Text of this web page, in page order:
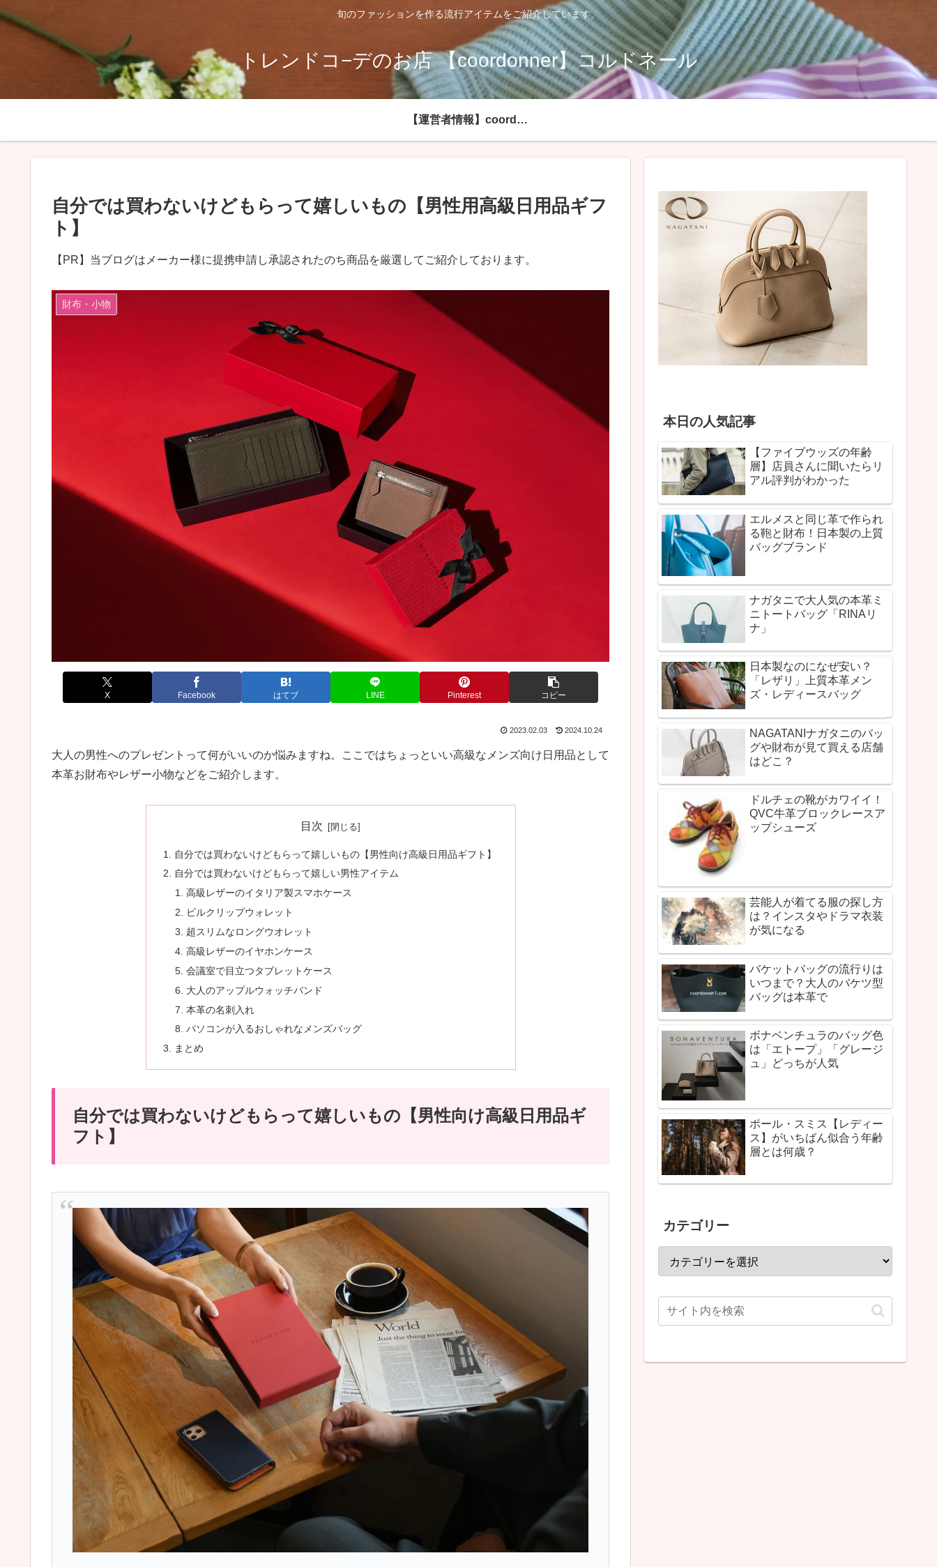
旬のファッションを作る流行アイテムをご紹介しています。
トレンドコ−デのお店 【coordonner】コルドネール
【運営者情報】coordonnerコルドネールへようこそ
自分では買わないけどもらって嬉しいもの【男性用高級日用品ギフ
ト】
【PR】当ブログはメーカー様に提携申請し承認されたのち商品を厳選してご紹介しております。
財布・小物
X Facebook はてブ LINE Pinterest コピー
2023.02.03 2024.10.24
大人の男性へのプレゼントって何がいいのか悩みますね。ここではちょっといい高級なメンズ向け日用品として
本革お財布やレザー小物などをご紹介します。
目次
自分では買わないけどもらって嬉しいもの【男性向け高級日用品ギフト】
自分では買わないけどもらって嬉しい男性アイテム
高級レザーのイタリア製スマホケース
ビルクリップウォレット
超スリムなロングウオレット
高級レザーのイヤホンケース
会議室で目立つタブレットケース
大人のアップルウォッチバンド
本革の名刺入れ
パソコンが入るおしゃれなメンズバッグ
まとめ
自分では買わないけどもらって嬉しいもの【男性向け高級日用品ギ
フト】
本日の人気記事
【ファイブウッズの年齢
層】店員さんに聞いたらリ
アル評判がわかった
エルメスと同じ革で作られ
る鞄と財布！日本製の上質
バッグブランド
ナガタニで大人気の本革ミ
ニトートバッグ「RINAリ
ナ」
日本製なのになぜ安い？
「レザリ」上質本革メン
ズ・レディースバッグ
NAGATANIナガタニのバッ
グや財布が見て買える店舗
はどこ？
ドルチェの靴がカワイイ！
QVC牛革ブロックレースア
ップシューズ
芸能人が着てる服の探し方
は？インスタやドラマ衣装
が気になる
バケットバッグの流行りは
いつまで？大人のバケツ型
バッグは本革で
ボナベンチュラのバッグ色
は「エトープ」「グレージ
ュ」どっちが人気
ポール・スミス【レディー
ス】がいちばん似合う年齢
層とは何歳？
カテゴリー